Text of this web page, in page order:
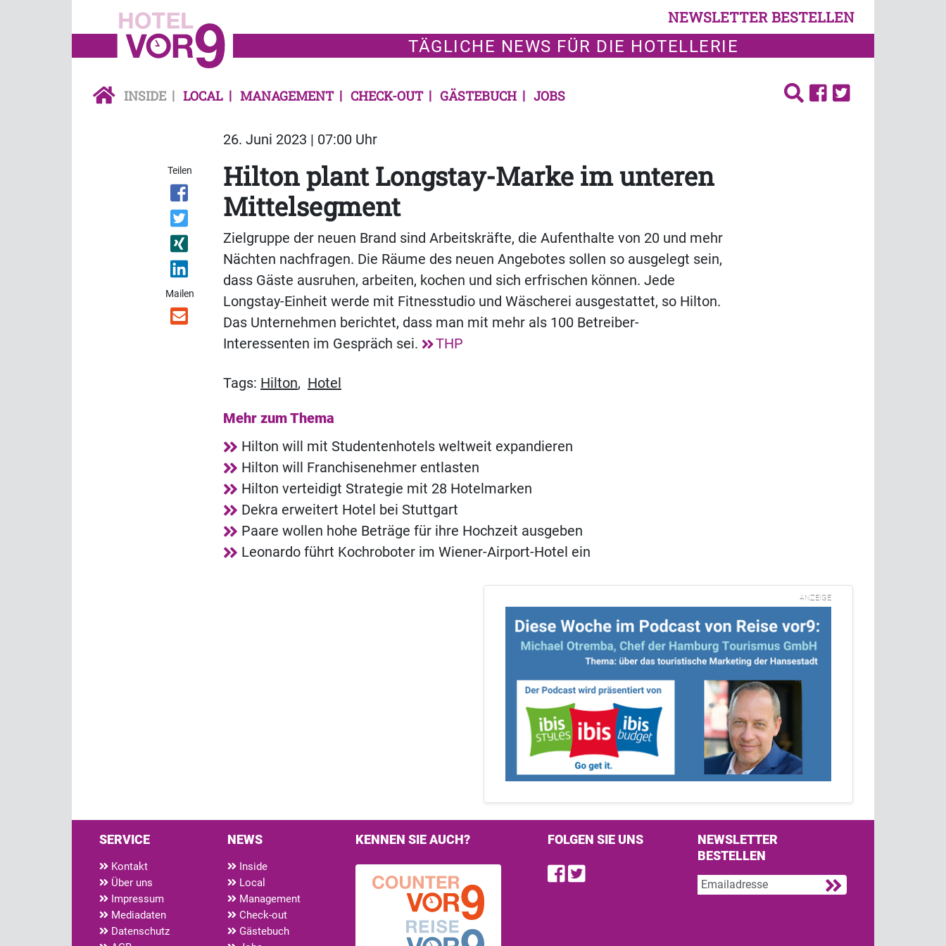
NEWSLETTER BESTELLEN
TÄGLICHE NEWS FÜR DIE HOTELLERIE
INSIDE LOCAL MANAGEMENT CHECK-OUT GÄSTEBUCH JOBS
26. Juni 2023 | 07:00 Uhr
Teilen
Mailen
Hilton plant Longstay-Marke im unteren
Mittelsegment
Zielgruppe der neuen Brand sind Arbeitskräfte, die Aufenthalte von 20 und mehr
Nächten nachfragen. Die Räume des neuen Angebotes sollen so ausgelegt sein,
dass Gäste ausruhen, arbeiten, kochen und sich erfrischen können. Jede
Longstay-Einheit werde mit Fitnesstudio und Wäscherei ausgestattet, so Hilton.
Das Unternehmen berichtet, dass man mit mehr als 100 Betreiber-
Interessenten im Gespräch sei.
THP
Tags: Hilton, Hotel
Mehr zum Thema
Hilton will mit Studentenhotels weltweit expandieren
Hilton will Franchisenehmer entlasten
Hilton verteidigt Strategie mit 28 Hotelmarken
Dekra erweitert Hotel bei Stuttgart
Paare wollen hohe Beträge für ihre Hochzeit ausgeben
Leonardo führt Kochroboter im Wiener-Airport-Hotel ein
ANZEIGE
SERVICE
Kontakt
Über uns
Impressum
Mediadaten
Datenschutz
NEWS
Inside
Local
Management
Check-out
Gästebuch
KENNEN SIE AUCH? FOLGEN SIE UNS
Find us on Facebook
Follow us on Twitter
NEWSLETTER
BESTELLEN